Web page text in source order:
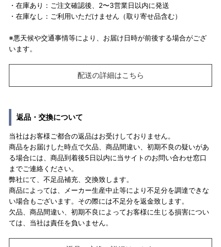
・在庫あり：ご注文確認後、2〜3営業日以内に発送
・在庫なし：ご利用いただけません（取り寄せ品含む）
※悪天候や交通事情等により、お届け日時が前後する場合がござ
います。
配送の詳細はこちら
返品・交換について
当社はお客様ご都合の返品はお受けしておりません。
商品をお届けした時点で欠品、商品間違い、初期不良の疑いがあ
る場合には、商品到着後5日以内に当サイトのお問い合わせ窓口
までご連絡ください。
弊社にて、不足品補充、交換致します。
商品によっては、メーカー生産中止等により不足分を調達できな
い場合もございます。その際には不足分を返金致します。
欠品、商品間違い、初期不良によってお客様に生じる損害につい
ては、当社は責任を負いません。